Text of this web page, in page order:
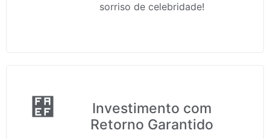
sorriso de celebridade!
Investimento com
Retorno Garantido